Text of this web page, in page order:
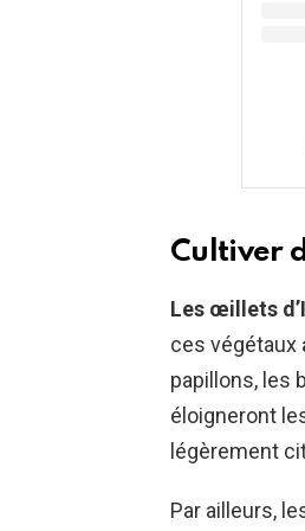
Cultiver
Les œillets
ces végétaux
papillons, les
éloigneront
légèrement
Par ailleurs,